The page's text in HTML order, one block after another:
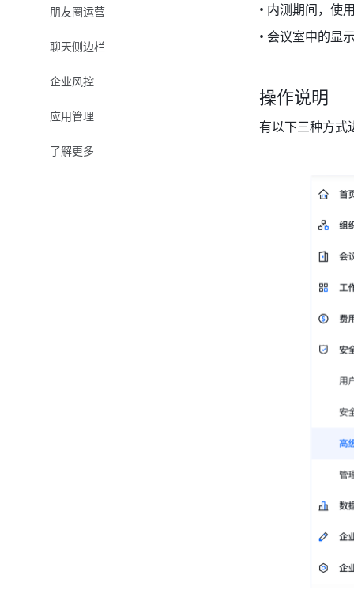
朋友圈运营
聊天侧边栏
企业风控
应用管理
了解更多
• 内测期间，使
• 会议室中的显
操作说明
有以下三种方式